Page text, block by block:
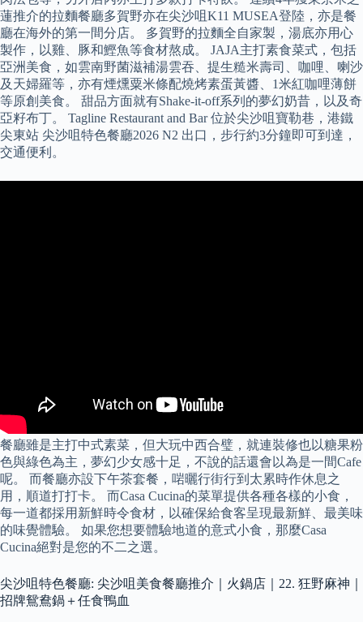
蓮推介的拉麵餐廳多賀野亦在尖沙咀K11 MUSEA登陸，亦是餐
廳在海外的第一間分店。 多賀野的拉麵全自家製，湯底亦用心
製作，以雞、豚和鰹魚等食材熬成。 JAJA主打素食菜式，包括
亞洲美食，如雲南野菌滋補湯雲吞、提生糙米壽司、咖哩、喇沙
及天婦羅等，亦有煙燻粟米條配燒烤素蛋黃醬、1米紅咖哩薄餅
等原創美食。 甜品方面就有Shake-it-off系列的夢幻奶昔，以及奇
亞籽布丁。 Tagline Restaurant and Bar 位於尖沙咀寶勒巷，港鐵
尖東站 尖沙咀特色餐廳2026 N2 出口，步行約3分鐘即可到達，
交通便利。
餐廳雖是主打中式素菜，但大玩中西合璧，就連裝修也以糖果粉
色與綠色為主，夢幻少女感十足，不說的話還會以為是一間Cafe
呢。 而餐廳亦設下午茶套餐，啱曬行街行到太累時作休息之
用，順道打打卡。 而Casa Cucina的菜單提供各種各樣的小食，
每一道都採用新鮮時令食材，以確保給食客呈現最新鮮、最美味
的味覺體驗。 如果您想要體驗地道的意式小食，那麼Casa
Cucina絕對是您的不二之選。
尖沙咀特色餐廳: 尖沙咀美食餐廳推介｜火鍋店｜22. 狂野麻神｜
招牌鴛鴦鍋＋任食鴨血